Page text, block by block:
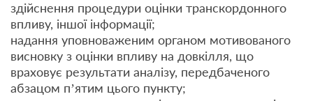
здійснення процедури оцінки транскордонного
впливу, іншої інформації;
надання уповноваженим органом мотивованого
висновку з оцінки впливу на довкілля, що
враховує результати аналізу, передбаченого
абзацом п’ятим цього пункту;